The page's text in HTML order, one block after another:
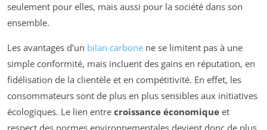
seulement pour elles, mais aussi pour la société dans son
ensemble.
Les avantages d’un bilan carbone ne se limitent pas à une
simple conformité, mais incluent des gains en réputation, en
fidélisation de la clientèle et en compétitivité. En effet, les
consommateurs sont de plus en plus sensibles aux initiatives
écologiques. Le lien entre croissance économique et